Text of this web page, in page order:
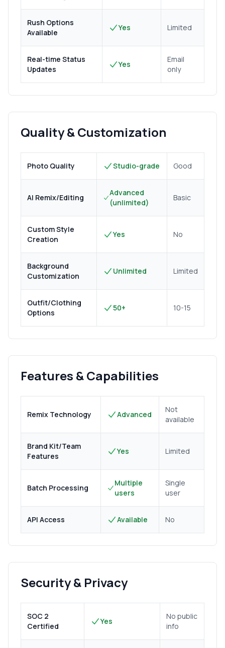
Rush Options
Available
Yes Limited
Real-time Status
Updates
Yes
Email
only
Quality & Customization
Photo Quality Studio-grade Good
AI Remix/Editing
Advanced
(unlimited)
Basic
Custom Style
Creation
Yes No
Background
Customization
Unlimited Limited
Outfit/Clothing
Options
50+ 10-15
Features & Capabilities
Remix Technology Advanced
Not
available
Brand Kit/Team
Features
Yes Limited
Batch Processing
Multiple
users
Single
user
API Access Available No
Security & Privacy
SOC 2
Certified
Yes
No public
info